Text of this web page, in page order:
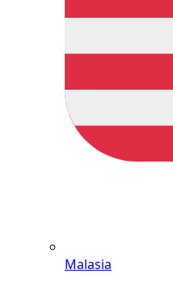
Malasia